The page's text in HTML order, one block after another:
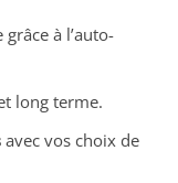
à l’auto-
long terme.
avec vos choix de